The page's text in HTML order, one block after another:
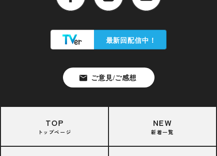
TOP
トップページ
NEW
新着一覧